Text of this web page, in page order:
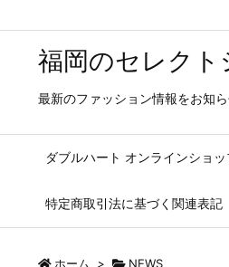
福岡のセレク
最新のファッション情報をお知ら
ダブルハート オンラインショ
特定商取引法に基づく関連表記
ホーム > NEWS